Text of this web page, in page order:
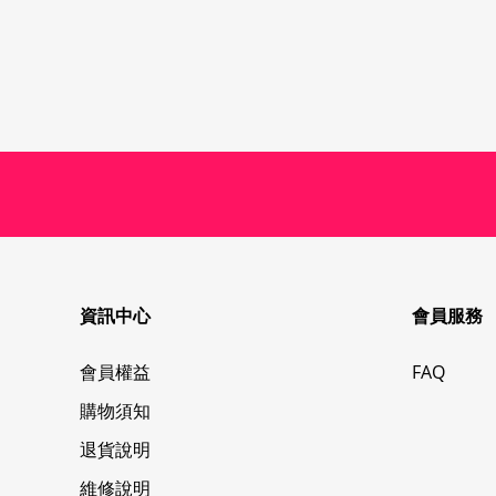
資訊中心
會員權益
購物須知
退貨說明
維修說明
會員服務
FAQ